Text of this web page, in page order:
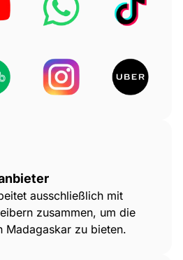
ausschließlich mit
zusammen, um die
Madagaskar zu bieten.